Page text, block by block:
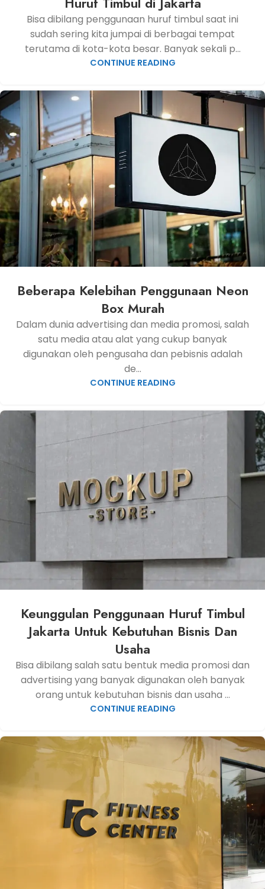
Bisa dibilang penggunaan huruf timbul saat ini
sudah sering kita jumpai di berbagai tempat
terutama di kota-kota besar. Banyak sekali p...
CONTINUE READING
Beberapa Kelebihan Penggunaan Neon
Box Murah
Dalam dunia advertising dan media promosi, salah
satu media atau alat yang cukup banyak
digunakan oleh pengusaha dan pebisnis adalah
de...
CONTINUE READING
Keunggulan Penggunaan Huruf Timbul
Jakarta Untuk Kebutuhan Bisnis Dan
Usaha
Bisa dibilang salah satu bentuk media promosi dan
advertising yang banyak digunakan oleh banyak
orang untuk kebutuhan bisnis dan usaha ...
CONTINUE READING